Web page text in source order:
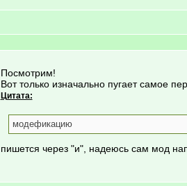
Посмотрим!
Вот только изначально пугает самое
Цитата:
модефикацию
пишется через "и", надеюсь сам мод